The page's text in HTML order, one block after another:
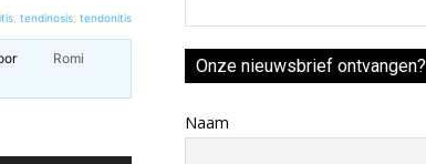
tendinosis tendonitis
Romi
Onze nieuwsbrief ontvangen?
Naam